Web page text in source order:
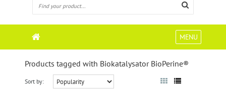
MENU
Products tagged with Biokatalysator BioPerine®
Sort by: